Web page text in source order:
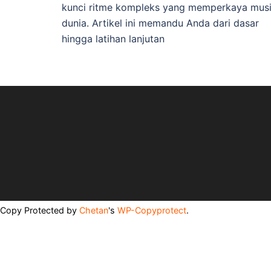
kunci ritme kompleks yang memperkaya
dunia. Artikel ini memandu Anda dari dasar
hingga latihan lanjutan
Copy Protected by Chetan's WP-Copyprotect.